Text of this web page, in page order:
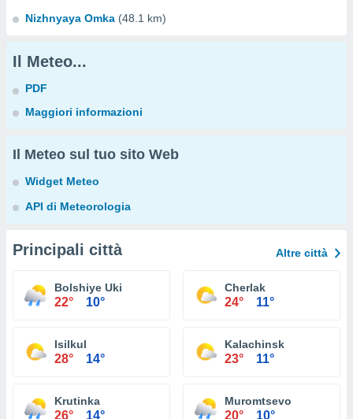
Nizhnyaya Omka (48.1 km)
Il Meteo...
PDF
Maggiori informazioni
Il Meteo sul tuo sito Web
Widget Meteo
API di Meteorologia
Principali città Altre città
Bolshiye Uki
22° 10°
Cherlak
24° 11°
Isilkul
28° 14°
Kalachinsk
23° 11°
Krutinka
26° 14°
Muromtsevo
20° 10°